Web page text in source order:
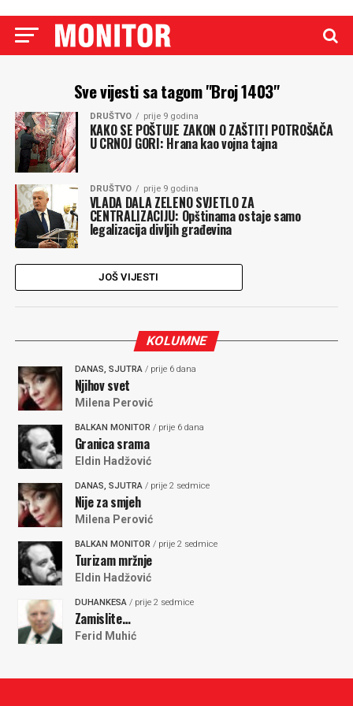
Sve vijesti sa tagom "Broj 1403"
DRUŠTVO prije 9 godina
KAKO SE POŠTUJE ZAKON O ZAŠTITI POTROŠAČA
U CRNOJ GORI: Hrana kao vojna tajna
DRUŠTVO prije 9 godina
VLADA DALA ZELENO SVJETLO ZA
CENTRALIZACIJU: Opštinama ostaje samo
legalizacija divljih građevina
JOŠ VIJESTI
KOLUMNE
DANAS, SJUTRA/ prije 6 dana
Njihov svet
Milena Perović
BALKAN MONITOR/ prije 6 dana
Granica srama
Eldin Hadžović
DANAS, SJUTRA/ prije 2 sedmice
Nije za smjeh
Milena Perović
BALKAN MONITOR/ prije 2 sedmice
Turizam mržnje
Eldin Hadžović
DUHANKESA/ prije 2 sedmice
Zamislite…
Ferid Muhić